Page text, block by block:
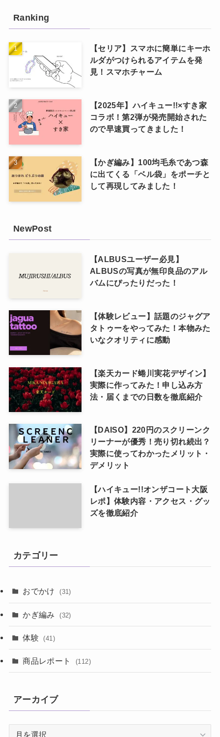
Ranking
【セリア】スマホに簡単にキーホ
ルダがつけられるアイテムを発
見！スマホチャーム
【2025年】ハイキュー!!×すき家
コラボ！第2弾が発売開始された
ので早速買ってきました！
【かぎ編み】100均毛糸であつ森
に出てくる「ベル袋」をポーチと
して再現してみました！
NewPost
【ALBUSユーザー必見】
ALBUSの写真が無印良品のアル
バムにぴったりだった！
【体験レビュー】話題のジャグア
タトゥーをやってみた！本物みた
いなクオリティに感動
【楽天カード蜷川実花デザイン】
実際に作ってみた！申し込み方
法・届くまでの日数を徹底紹介
【DAISO】220円のスクリーンク
リーナーが優秀！売り切れ続出？
実際に使ってわかったメリット・
デメリット
【ハイキュー!!オンザコート大阪
レポ】体験内容・アクセス・グッ
ズを徹底紹介
カテゴリー
おでかけ (31)
かぎ編み (32)
体験 (41)
商品レポート (112)
アーカイブ